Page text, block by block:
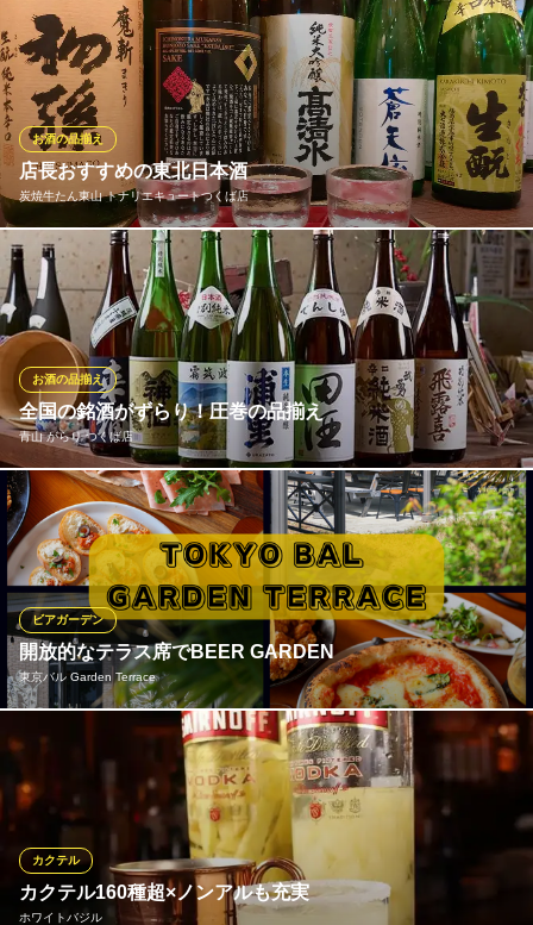
当店自慢の、全国各地から厳選して取り揃える20種類以上の樽生
クラフトビール！毎日日替わりで登場するため、訪れるたびに新
しい味に出会えるのが魅力です。フレッシュな香りと個性が楽し
める「4種飲み比べセット」は、最初の一杯に最適な人気メニュ
ー。ビール好きを唸らせる地域随一の品揃えをご体験ください。
Dining Bar Bettei
ダイニングバー
つくばエクスプレスつくば駅 車5分
茨城県つくば市天久保1-8-6 103
店長おすすめの東北日本酒
炭焼牛たん東山 トナリエキュートつくば店
お酒の品揃え
選び抜いた東北の日本酒をご提供いたしております。お得な飲み
比べセットもございます！
炭焼牛たん東山 トナリエキュートつくば店
牛たん料理専門店
つくばエクスプレスつくば駅 徒歩1分
茨城県つくば市吾妻1-6-1 トナリエつくばスクエアキュート3F
全国の銘酒がずらり！圧巻の品揃え
青山 がらり つくば店
お酒の品揃え
壁一面の棚にずらりと並ぶ、全国から厳選したこだわりの銘酒や
地酒の数々。定番から希少な一杯まで圧倒的な品揃えを誇り、お
酒好きにはたまらない空間です。自慢の鮮魚や本格和食の味をさ
らに引き立てる、至高のペアリングをご堪能いただけます。その
日の気分や料理に合わせた贅沢な一杯をお楽しみください。
青山 がらり つくば店
居酒屋 つくば 和食
つくばエクスプレスつくば駅 徒歩1分
茨城県つくば市吾妻1-6-1 トナリエつくばスクエアQ't3F
開放的なテラス席でBEER GARDEN
東京バル Garden Terrace
ビアガーデン
BEERGARDEN！テラス席！開放感あふれるフォトジェニックな
テラス席が魅力の東京バル。木の温もり感じる空間は女子会やデ
ートに最適。貸切も可能で特別な時間を演出します。各種宴会、
二次会、お祝い事、ご友人同士、ご家族でのお食事まで幅広いシ
ーンにご利用いただけます。
東京バル Garden Terrace
カクテル160種超×ノンアルも充実
ホワイトバジル
カクテル